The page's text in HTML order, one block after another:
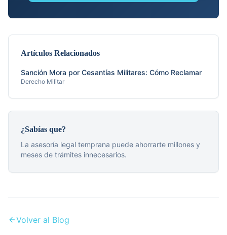
Artículos Relacionados
Sanción Mora por Cesantías Militares: Cómo Reclamar
Derecho Militar
¿Sabías que?
La asesoría legal temprana puede ahorrarte millones y
meses de trámites innecesarios.
Volver al Blog